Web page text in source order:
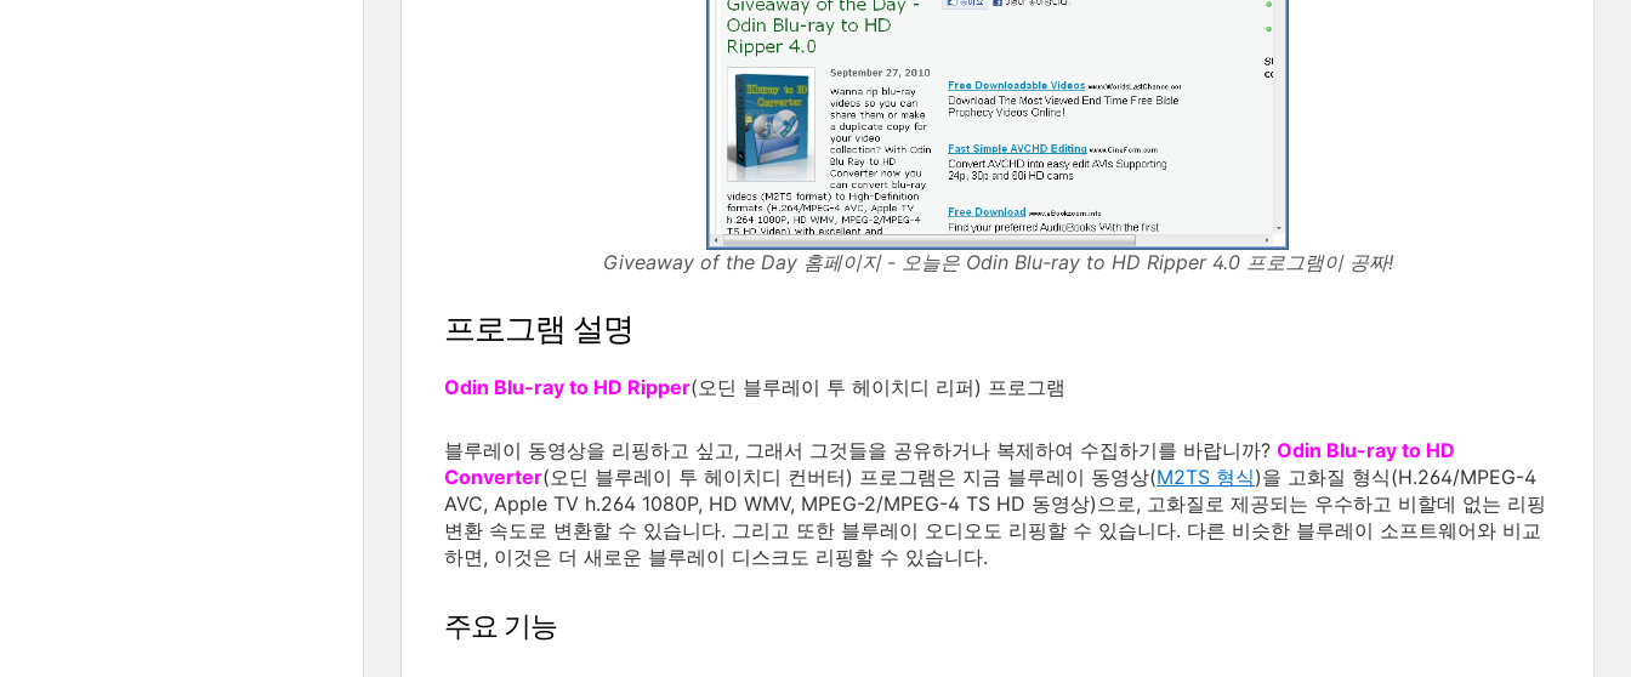
Giveaway of the Day 홈페이지 - 오늘은 Odin Blu-ray to HD Ripper 4.0 프로그램이 공짜!
프로그램 설명
Odin Blu-ray to HD Ripper(오딘 블루레이 투 헤이치디 리퍼) 프로그램
블루레이 동영상을 리핑하고 싶고, 그래서 그것들을 공유하거나 복제하여 수집하기를 바랍니까? Odin Blu-ray to HD
Converter(오딘 블루레이 투 헤이치디 컨버터) 프로그램은 지금 블루레이 동영상(M2TS 형식)을 고화질 형식(H.264/MPEG-4
AVC, Apple TV h.264 1080P, HD WMV, MPEG-2/MPEG-4 TS HD 동영상)으로, 고화질로 제공되는 우수하고 비할데 없는 리핑
변환 속도로 변환할 수 있습니다. 그리고 또한 블루레이 오디오도 리핑할 수 있습니다. 다른 비슷한 블루레이 소프트웨어와 비교
하면, 이것은 더 새로운 블루레이 디스크도 리핑할 수 있습니다.
주요 기능